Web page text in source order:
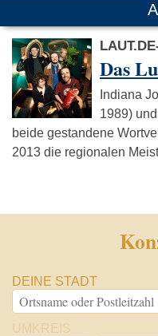
Das
Indiana
1989)
beide gestandene
2013 die regionalen
DEINE STADT
UMKREIS